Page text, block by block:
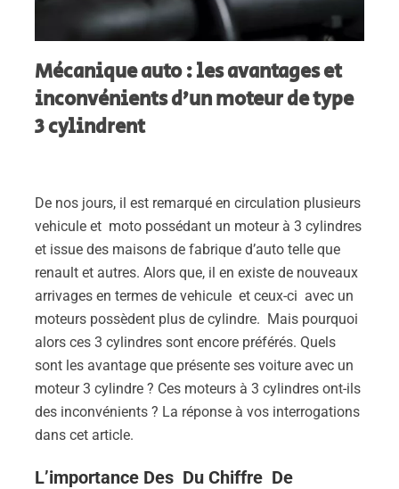
Mécanique auto : les avantages et
inconvénients d’un moteur de type
3 cylindrent
De nos jours, il est remarqué en circulation plusieurs
vehicule et moto possédant un moteur à 3 cylindres
et issue des maisons de fabrique d’auto telle que
renault et autres. Alors que, il en existe de nouveaux
arrivages en termes de vehicule et ceux-ci avec un
moteurs possèdent plus de cylindre. Mais pourquoi
alors ces 3 cylindres sont encore préférés. Quels
sont les avantage que présente ses voiture avec un
moteur 3 cylindre ? Ces moteurs à 3 cylindres ont-ils
des inconvénients ? La réponse à vos interrogations
dans cet article.
L’importance Des Du Chiffre De